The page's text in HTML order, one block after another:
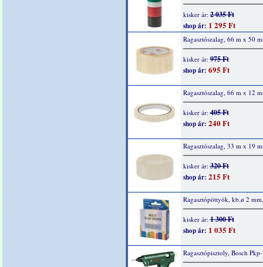
kisker ár:2 035 Ft
shop ár: 1 295 Ft
Ragasztószalag, 66 m x 50
kisker ár:975 Ft
shop ár: 695 Ft
Ragasztószalag, 66 m x 12
kisker ár:405 Ft
shop ár: 240 Ft
Ragasztószalag, 33 m x 19
kisker ár:320 Ft
shop ár: 215 Ft
Ragasztópöttyök, kb.ø 2
kisker ár:1 300 Ft
shop ár: 1 035 Ft
Ragasztópisztoly, Bosch